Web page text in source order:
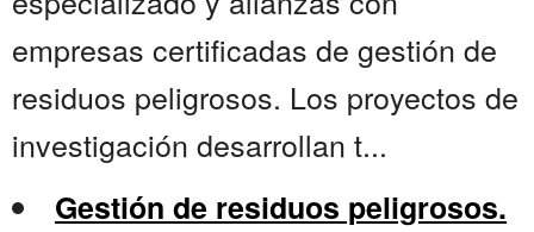
empresas certificadas de gestión de
residuos peligrosos. Los proyectos de
investigación desarrollan t...
Gestión de residuos peligrosos.